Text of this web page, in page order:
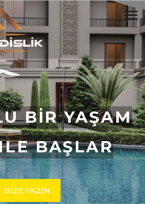
BAŞLAR
BİZE YAZIN
BİR YAŞAM